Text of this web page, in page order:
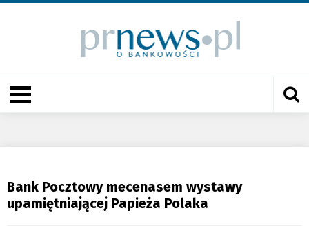
Bank Pocztowy mecenasem wystawy
upamiętniającej Papieża Polaka